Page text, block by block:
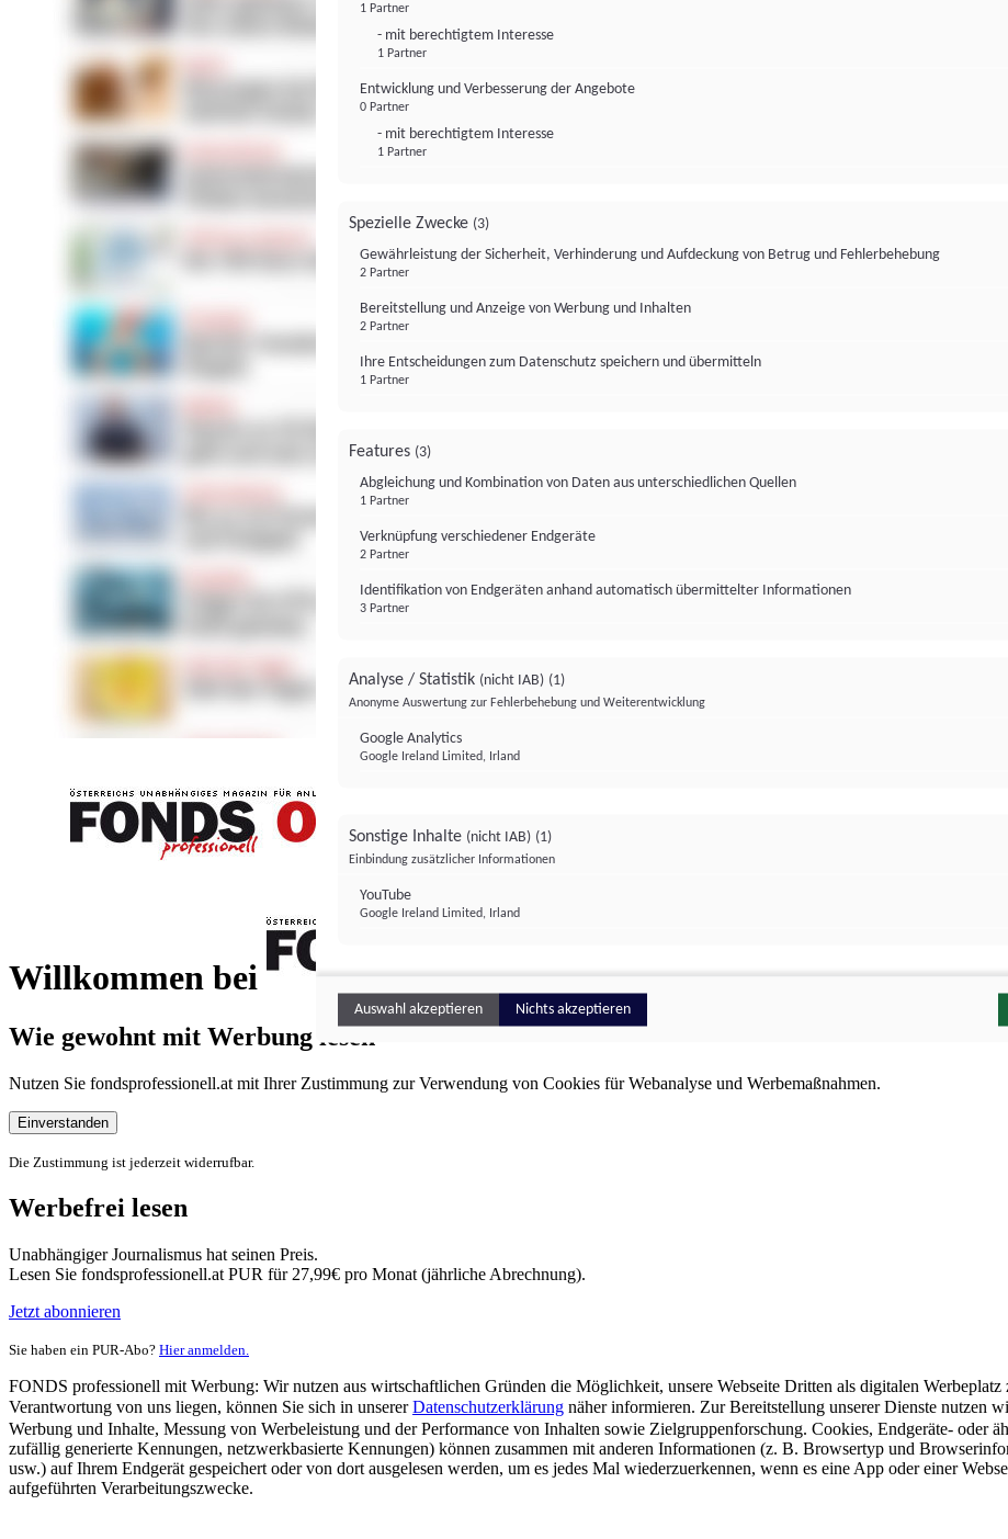
Willkommen bei
FONDS professionell
Wie gewohnt mit Werbung lesen
Nutzen Sie fondsprofessionell.at mit Ihrer Zustimmung zur Verwendung von Cookies für Webanalyse und Werbemaßnahmen.
Einverstanden
Die Zustimmung ist jederzeit widerrufbar.
Werbefrei lesen
Unabhängiger Journalismus hat seinen Preis.
Lesen Sie fondsprofessionell.at PUR für 27,99€ pro Monat (jährliche Abrechnung).
Jetzt abonnieren
Sie haben ein PUR-Abo? Hier anmelden.
FONDS professionell mit Werbung: Wir nutzen aus wirtschaftlichen Gründen die Möglichkeit, unsere Webseite Dritten als digitalen
Verantwortung von uns liegen, können Sie sich in unsererDatenschutzerklärung näher informieren. Zur Bereitstellung unserer Dienste nutzen
Werbung und Inhalte, Messung von Werbeleistung und der Performance von Inhalten sowie Zielgruppenforschung. Cookies, Endgeräte- oder
zufällig generierte Kennungen, netzwerkbasierte Kennungen) können zusammen mit anderen Informationen (z. B. Browsertyp und
usw.) auf Ihrem Endgerät gespeichert oder von dort ausgelesen werden, um es jedes Mal wiederzuerkennen, wenn es eine App oder einer
aufgeführten Verarbeitungszwecke.
1 Partner
- mit berechtigtem Interesse
1 Partner
Entwicklung und Verbesserung der Angebote
0 Partner
- mit berechtigtem Interesse
1 Partner
Spezielle Zwecke (3)
Gewährleistung der Sicherheit, Verhinderung und Aufdeckung von Betrug und Fehlerbehebung
2 Partner
Bereitstellung und Anzeige von Werbung und Inhalten
2 Partner
Ihre Entscheidungen zum Datenschutz speichern und übermitteln
1 Partner
Features (3)
Abgleichung und Kombination von Daten aus unterschiedlichen Quellen
1 Partner
Verknüpfung verschiedener Endgeräte
2 Partner
Identifikation von Endgeräten anhand automatisch übermittelter Informationen
3 Partner
Analyse / Statistik (nicht IAB) (1)
Anonyme Auswertung zur Fehlerbehebung und Weiterentwicklung
Google Analytics
Google Ireland Limited, Irland
Sonstige Inhalte (nicht IAB) (1)
Einbindung zusätzlicher Informationen
YouTube
Google Ireland Limited, Irland
Auswahl akzeptieren Nichts akzeptieren